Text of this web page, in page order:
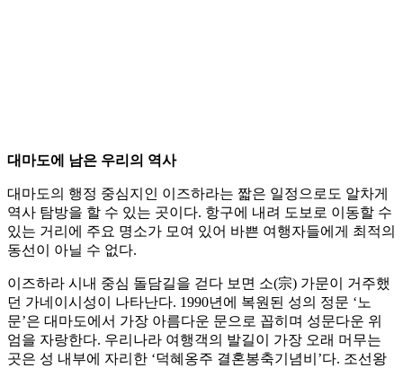
대마도에 남은 우리의 역사
대마도의 행정 중심지인 이즈하라는 짧은 일정으로도 알차게
역사 탐방을 할 수 있는 곳이다. 항구에 내려 도보로 이동할 수
있는 거리에 주요 명소가 모여 있어 바쁜 여행자들에게 최적의
동선이 아닐 수 없다.
이즈하라 시내 중심 돌담길을 걷다 보면 소(宗) 가문이 거주했
던 가네이시성이 나타난다. 1990년에 복원된 성의 정문 ‘노
문’은 대마도에서 가장 아름다운 문으로 꼽히며 성문다운 위
엄을 자랑한다. 우리나라 여행객의 발길이 가장 오래 머무는
곳은 성 내부에 자리한 ‘덕혜옹주 결혼봉축기념비’다. 조선왕